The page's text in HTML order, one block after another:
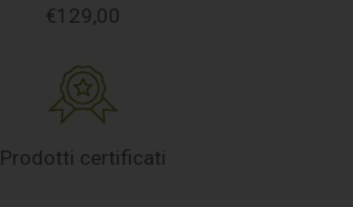
€129,00
Prodotti certificati